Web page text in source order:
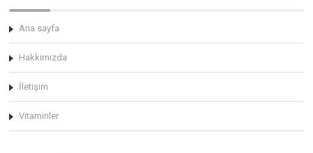
Ana sayfa
Hakkimizda
İletişim
Vitaminler